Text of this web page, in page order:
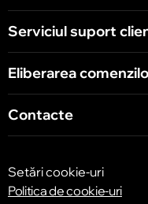
Chișinău
str. Arborilor 21,
Serviciul suport
Eliberarea
Contacte
Setări cookie-uri
Politica de cookie-uri